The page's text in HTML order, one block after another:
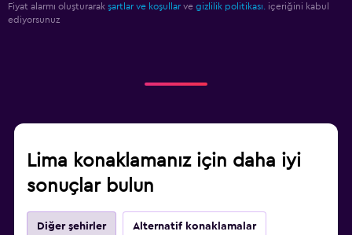
Fiyat alarmı oluşturarak şartlar ve koşullar ve gizlilik politikası.
içeriğini kabul
ediyorsunuz
Lima konaklamanız için daha iyi
sonuçlar bulun
Diğer şehirler Alternatif konaklamalar